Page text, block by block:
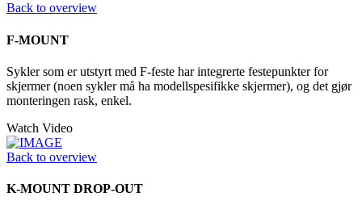
Back to overview
F-MOUNT
Sykler som er utstyrt med F-feste har integrerte festepunkter for
skjermer (noen sykler må ha modellspesifikke skjermer), og det gjør
monteringen rask, enkel.
Watch Video
Back to overview
K-MOUNT DROP-OUT